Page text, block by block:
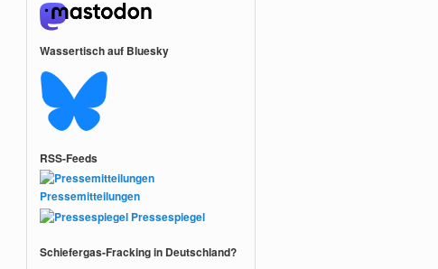
Wassertisch auf Bluesky
RSS-Feeds
Pressemitteilungen
Pressespiegel
Schiefergas-Fracking in Deutschland?